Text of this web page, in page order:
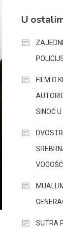
U
FILM O
SINOĆ U
SUTRA